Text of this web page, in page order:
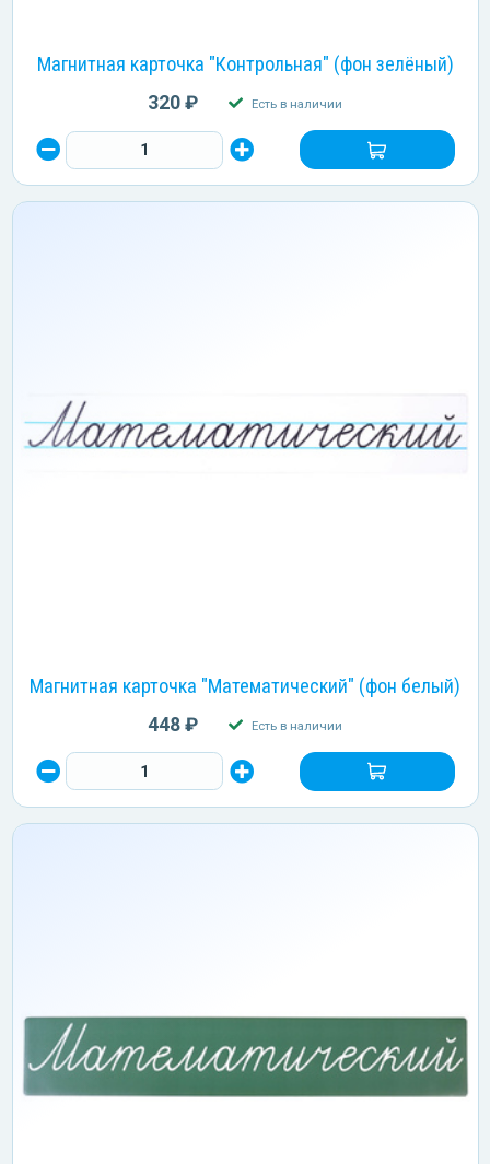
Магнитная карточка "Контрольная" (фон зелёный)
320 ₽ Есть в наличии
Магнитная карточка "Математический" (фон белый)
448 ₽ Есть в наличии